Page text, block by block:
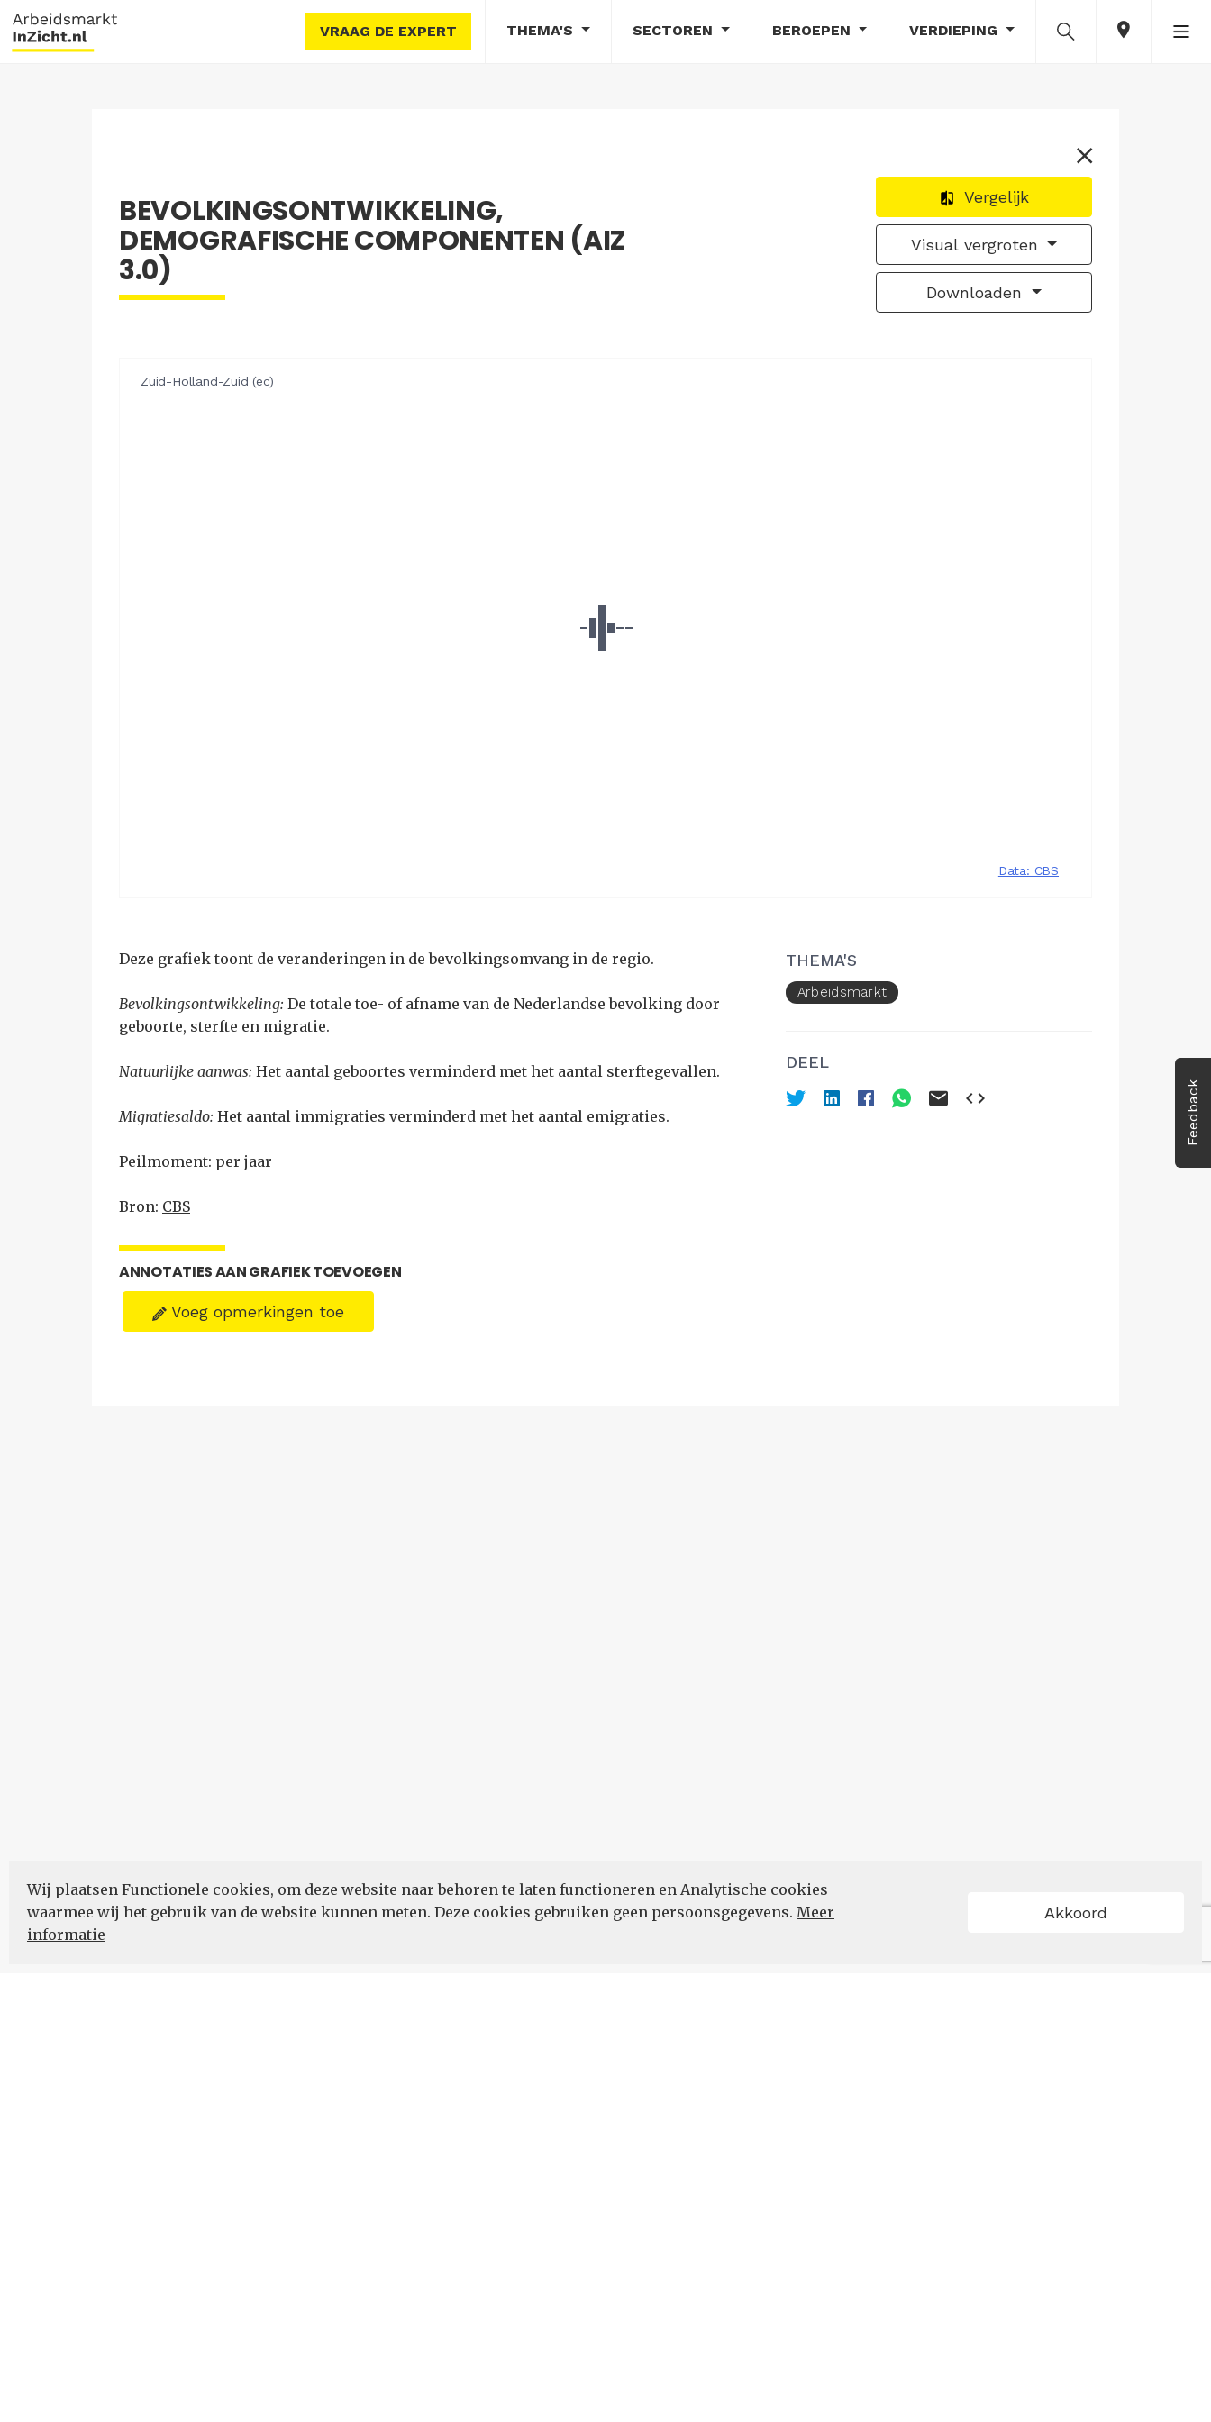
VRAAG DE EXPERT THEMA'S SECTOREN BEROEPEN VERDIEPING
Feedback
Wij plaatsen Functionele cookies, om deze website naar behoren te laten functioneren en Analytische cookies
waarmee wij het gebruik van de website kunnen meten. Deze cookies gebruiken geen persoonsgegevens. Meer
informatie
Akkoord
Vergelijk
Visual vergroten
Downloaden
BEVOLKINGSONTWIKKELING,
DEMOGRAFISCHE COMPONENTEN (AIZ
3.0)
Deze grafiek toont de veranderingen in de bevolkingsomvang in de regio.
Bevolkingsontwikkeling: De totale toe- of afname van de Nederlandse bevolking door
geboorte, sterfte en migratie.
Natuurlijke aanwas: Het aantal geboortes verminderd met het aantal sterftegevallen.
Migratiesaldo: Het aantal immigraties verminderd met het aantal emigraties.
Peilmoment: per jaar
Bron: CBS
THEMA'S
Arbeidsmarkt
DEEL
ANNOTATIES AAN GRAFIEK TOEVOEGEN
Voeg opmerkingen toe
POWERED BY